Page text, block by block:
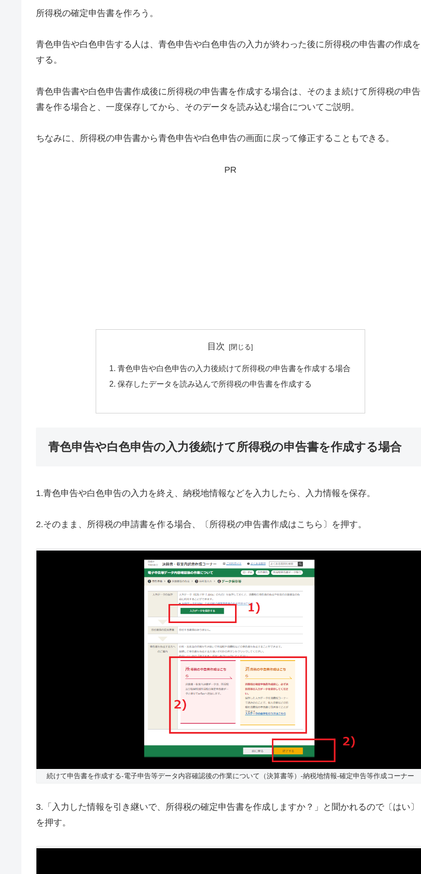
所得税の確定申告書を作ろう。
青色申告や白色申告する人は、青色申告や白色申告の入力が終わった後に所得税の申告書の作成を
する。
青色申告書や白色申告書作成後に所得税の申告書を作成する場合は、そのまま続けて所得税の申告
書を作る場合と、一度保存してから、そのデータを読み込む場合についてご説明。
ちなみに、所得税の申告書から青色申告や白色申告の画面に戻って修正することもできる。
PR
目次
青色申告や白色申告の入力後続けて所得税の申告書を作成する場合
保存したデータを読み込んで所得税の申告書を作成する
青色申告や白色申告の入力後続けて所得税の申告書を作成する場合
1.青色申告や白色申告の入力を終え、納税地情報などを入力したら、入力情報を保存。
2.そのまま、所得税の申請書を作る場合、〔所得税の申告書作成はこちら〕を押す。
続けて申告書を作成する-電子申告等データ内容確認後の作業について（決算書等）-納税地情報-確定申告等作成コーナー
3.「入力した情報を引き継いで、所得税の確定申告書を作成しますか？」と聞かれるので〔はい〕
を押す。